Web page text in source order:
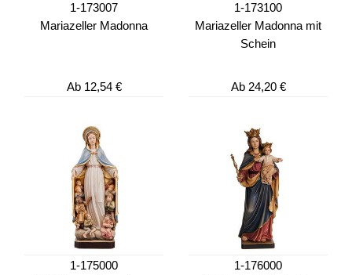
1-173007
Mariazeller Madonna
Ab12,54 €
1-173100
Mariazeller Madonna mit
Schein
Ab24,20 €
1-175000
1-176000